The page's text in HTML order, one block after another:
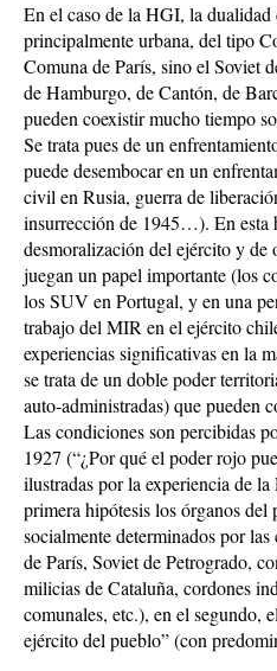
En el caso de la HGI, la
principalmente urbana, del tipo
Comuna de París, sino el Soviet
de Hamburgo, de Cantón, de
pueden coexistir mucho tiempo
Se trata pues de un
puede desembocar en un
civil en Rusia, guerra de
insurrección de 1945…). En esta
desmoralización del ejército y de
juegan un papel importante (los
los SUV en Portugal, y en una
trabajo del MIR en el ejército
experiencias significativas en la
se trata de un doble poder
auto-administradas) que pueden
Las condiciones son percibidas
1927 (“¿Por qué el poder rojo
ilustradas por la experiencia de
primera hipótesis los órganos del
socialmente determinados por
de París, Soviet de Petrogrado,
milicias de Cataluña, cordones
comunales, etc.), en el segundo,
ejército del pueblo” (con